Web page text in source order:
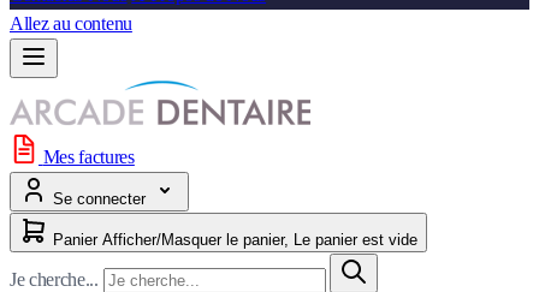
Allez au contenu
Mes factures
Se connecter
Panier Afficher/Masquer le panier, Le panier est vide
Je cherche...